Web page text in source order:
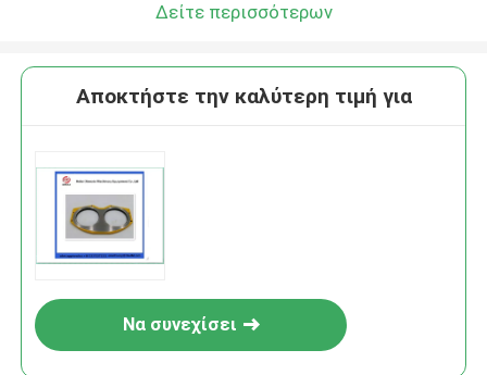
Δείτε περισσότερων
Αποκτήστε την καλύτερη τιμή για
Να συνεχίσει